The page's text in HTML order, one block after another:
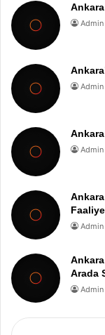
Admin
Admin
Admin
Admin
Arada
Admin